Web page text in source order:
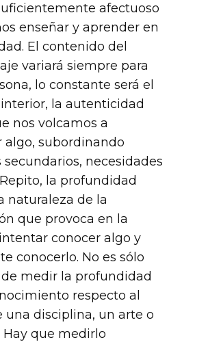
afectuoso
enseñar y aprender en
El contenido del
variará siempre para
lo constante será el
la autenticidad
nos volcamos a
algo, subordinando
secundarios, necesidades
la profundidad
naturaleza de la
que provoca en la
conocer algo y
conocerlo. No es sólo
medir la profundidad
respecto al
una disciplina, un arte o
Hay que medirlo